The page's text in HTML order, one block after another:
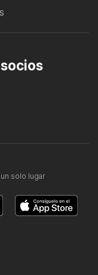
solo lugar